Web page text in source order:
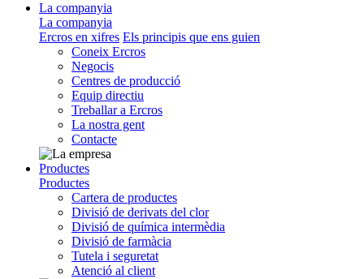
La companyia
La companyia
Ercros en xifres Els principis que ens guien
Coneix Ercros
Negocis
Centres de producció
Equip directiu
Treballar a Ercros
La nostra gent
Contacte
Productes
Productes
Cartera de productes
Divisió de derivats del clor
Divisió de química intermèdia
Divisió de farmàcia
Tutela i seguretat
Atenció al client